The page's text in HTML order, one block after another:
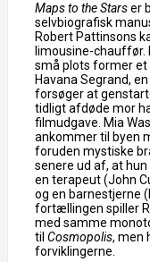
Maps to the Starser
selvbiografisk
Robert Pattinsons
limousine-
små plots former et
Havana Segrand,
forsøger at
tidligt afdøde mor
filmudgave. Mia
ankommer til byen
foruden mystiske
senere ud af, at
en terapeut (John
og en barnestjerne
fortællingen spiller
med samme
til Cosmopolis, men
forviklingerne.